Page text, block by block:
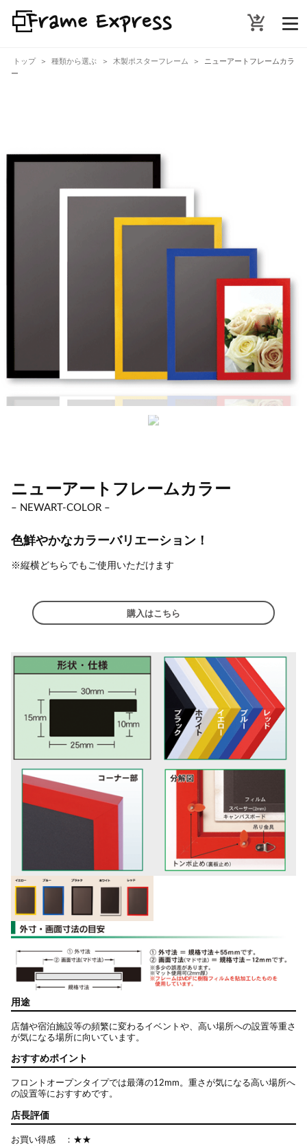
shopping_cart_checkout
トップ 種類から選ぶ 木製ポスターフレーム
ニューアートフレームカラ
ー
ニューアートフレームカラー
– NEWART-COLOR –
色鮮やかなカラーバリエーション！
※縦横どちらでもご使用いただけます
購入はこちら
用途
店舗や宿泊施設等の頻繁に変わるイベントや、高い場所への設置等重さ
が気になる場所に向いています。
おすすめポイント
フロントオープンタイプでは最薄の12mm。重さが気になる高い場所へ
の設置等におすすめです。
店長評価
お買い得感 ：★★